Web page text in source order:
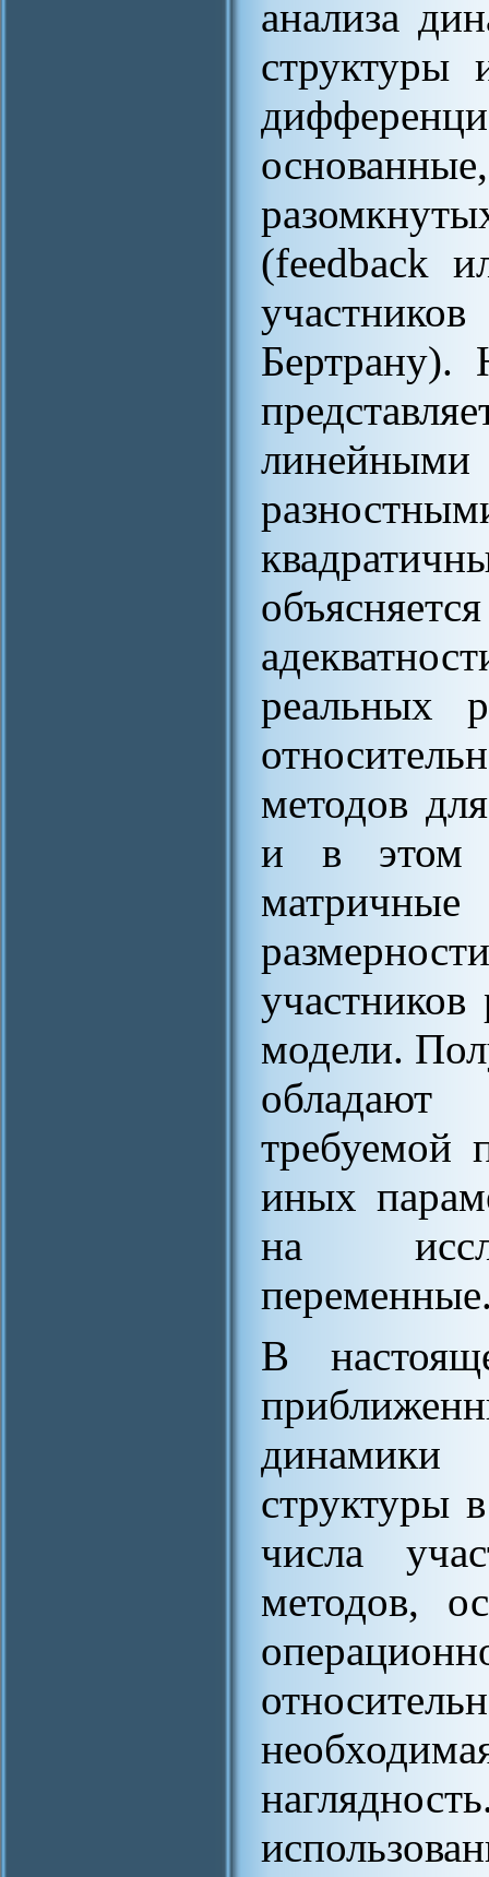
анализа
структуры
(feedback
Бертрану).
реальных
методов
и в этом
модели.
обладают
требуемой
иных
на
В
структуры
числа
методов,